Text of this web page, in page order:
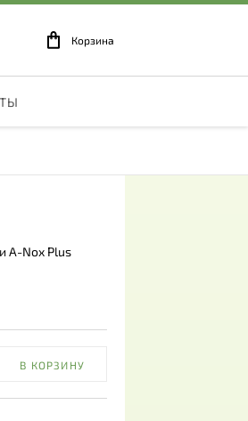
Корзина
A-Nox Plus
В КОРЗИНУ